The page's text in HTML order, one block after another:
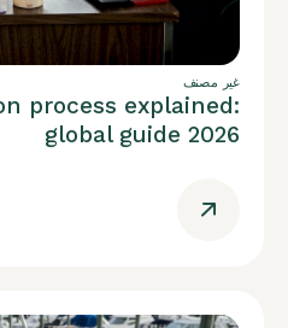
غير مصنف
process explained:
global guide 2026